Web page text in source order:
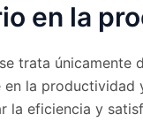
en la
trata únicamente
la productividad
la eficiencia y